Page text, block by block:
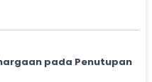
pada Penutupan